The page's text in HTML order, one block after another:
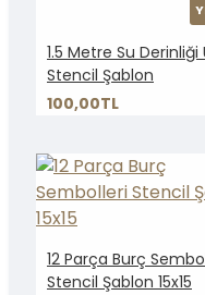
1.5 Metre Su Derinliği
Stencil Şablon
100,00TL
12 Parça Burç
Stencil Şablon 15x15